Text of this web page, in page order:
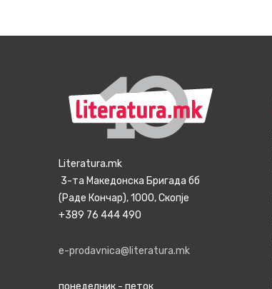
Literatura.mk
3-та Македонска Бригада бб
(Раде Кончар), 1000, Скопје
+389 76 444 490
e-prodavnica@literatura.mk
понеделник - петок